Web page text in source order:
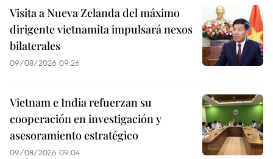
Visita a Nueva Zelanda del máximo
dirigente vietnamita impulsará nexos
bilaterales
09/08/2026 09:26
Vietnam e India refuerzan su
cooperación en investigación y
asesoramiento estratégico
09/08/2026 09:04